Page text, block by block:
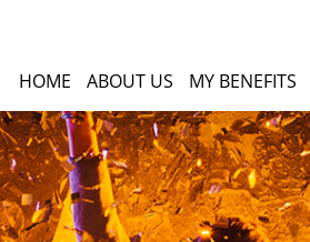
HOME ABOUT US MY BENEFITS